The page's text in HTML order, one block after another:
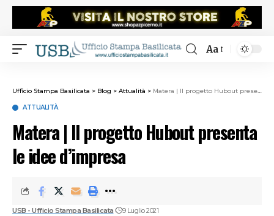
Aa
Ufficio Stampa Basilicata > Blog > Attualità > Matera | Il progetto Hubout presenta le idee d’impresa
ATTUALITÀ
Matera | Il progetto Hubout presenta
le idee d’impresa
USB - Ufficio Stampa Basilicata 9 Luglio 2021